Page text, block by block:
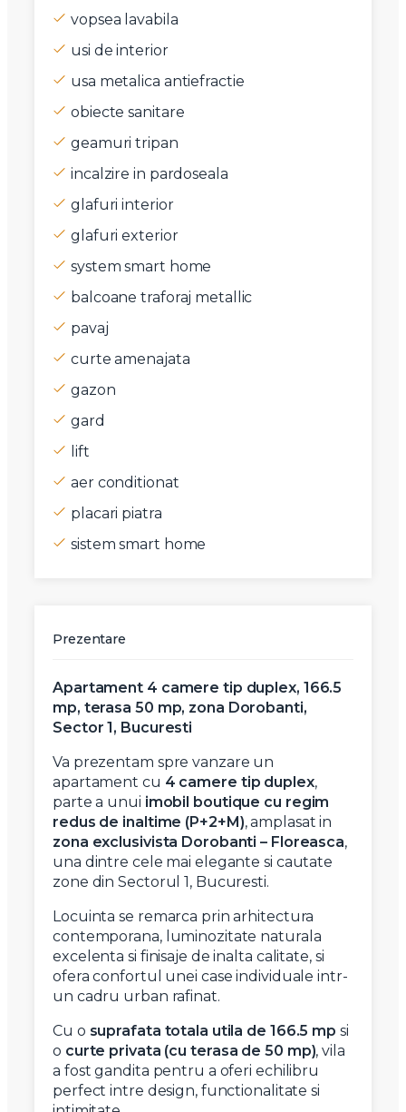
vopsea lavabila
usi de interior
usa metalica antiefractie
obiecte sanitare
geamuri tripan
incalzire in pardoseala
glafuri interior
glafuri exterior
system smart home
balcoane traforaj metallic
pavaj
curte amenajata
gazon
gard
lift
aer conditionat
placari piatra
sistem smart home
Prezentare
Apartament 4 camere tip duplex, 166.5
mp, terasa 50 mp, zona Dorobanti,
Sector 1, Bucuresti
Va prezentam spre vanzare un
apartament cu 4 camere tip duplex,
parte a unui imobil boutique cu regim
redus de inaltime (P+2+M), amplasat in
zona exclusivista Dorobanti – Floreasca,
una dintre cele mai elegante si cautate
zone din Sectorul 1, Bucuresti.
Locuinta se remarca prin arhitectura
contemporana, luminozitate naturala
excelenta si finisaje de inalta calitate, si
ofera confortul unei case individuale intr-
un cadru urban rafinat.
Cu o suprafata totala utila de 166.5 mp si
o curte privata (cu terasa de 50 mp), vila
a fost gandita pentru a oferi echilibru
perfect intre design, functionalitate si